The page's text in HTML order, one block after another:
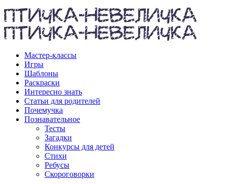
Мастер-классы
Игры
Шаблоны
Раскраски
Интересно знать
Статьи для родителей
Почемучка
Познавательное
Тесты
Загадки
Конкурсы для детей
Стихи
Ребусы
Скороговорки